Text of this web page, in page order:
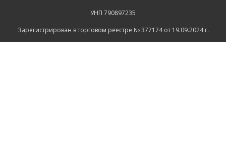
УНП 790897235
Зарегистрирован в торговом реестре № 377174 от 19.09.2024 г.